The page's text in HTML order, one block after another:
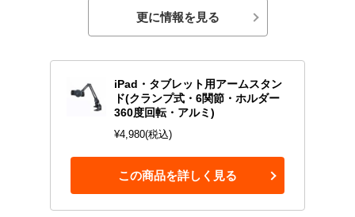
更に情報を見る
iPad・タブレット用アームスタン
ド(クランプ式・6関節・ホルダー
360度回転・アルミ)
¥4,980(税込)
この商品を詳しく見る